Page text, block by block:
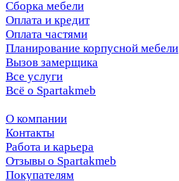
Сборка мебели
Оплата и кредит
Оплата частями
Планирование корпусной мебели
Вызов замерщика
Все услуги
Всё о Spartakmeb
О компании
Контакты
Работа и карьера
Отзывы о Spartakmeb
Покупателям